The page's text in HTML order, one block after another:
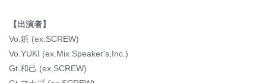
【出演者】
Vo.鋲 (ex.SCREW)
Vo.YUKI (ex.Mix Speaker's,Inc.)
Gt.和己 (ex.SCREW)